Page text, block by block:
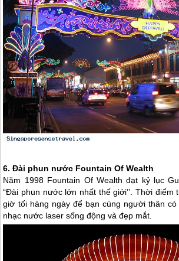
6. Đài phun nước Fountain Of Wealth
Năm 1998 Fountain Of Wealth đạt kỷ lục
“Đài phun nước lớn nhất thế giới’’. Thời
giờ tối hàng ngày để bạn cùng người thân
nhạc nước laser sống động và đẹp mắt.